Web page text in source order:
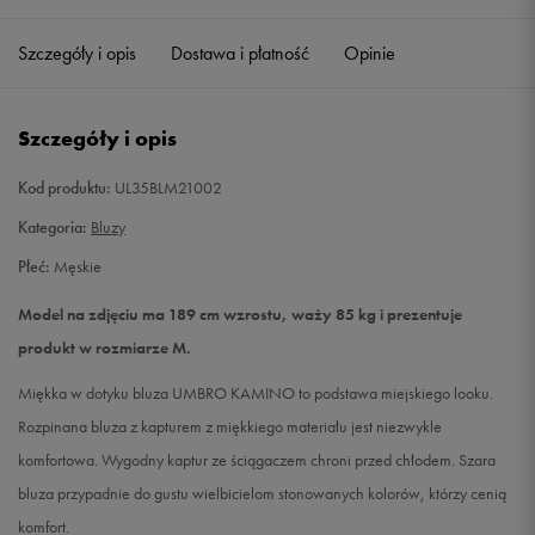
L Powiadom o dostępności
XXL
Szczegóły i opis Dostawa i płatność Opinie
Szczegóły i opis
Kod produktu: UL35BLM21002
Kategoria: Bluzy
Płeć: Męskie
Model na zdjęciu ma 189 cm wzrostu, waży 85 kg i prezentuje
produkt w rozmiarze M.
Miękka w dotyku bluza UMBRO KAMINO to podstawa miejskiego looku.
Rozpinana bluza z kapturem z miękkiego materiału jest niezwykle
komfortowa. Wygodny kaptur ze ściągaczem chroni przed chłodem. Szara
bluza przypadnie do gustu wielbicielom stonowanych kolorów, którzy cenią
komfort.